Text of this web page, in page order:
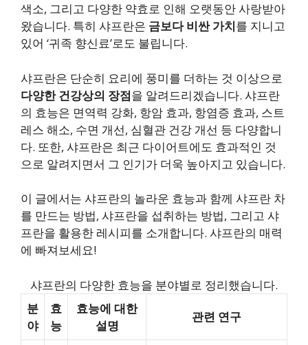
색소, 그리고 다양한 약효로 인해 오랫동안 사랑받아
왔습니다. 특히 샤프란은 금보다 비싼 가치를 지니고
있어 ‘귀족 향신료’로도 불립니다.
샤프란은 단순히 요리에 풍미를 더하는 것 이상으로
다양한 건강상의 장점을 알려드리겠습니다. 샤프란
의 효능은 면역력 강화, 항암 효과, 항염증 효과, 스트
레스 해소, 수면 개선, 심혈관 건강 개선 등 다양합니
다. 또한, 샤프란은 최근 다이어트에도 효과적인 것
으로 알려지면서 그 인기가 더욱 높아지고 있습니다.
이 글에서는 샤프란의 놀라운 효능과 함께 샤프란 차
를 만드는 방법, 샤프란을 섭취하는 방법, 그리고 샤
프란을 활용한 레시피를 소개합니다. 샤프란의 매력
에 빠져보세요!
샤프란의 다양한 효능을 분야별로 정리했습니다.
분
야
효
능
효능에 대한
설명
관련 연구